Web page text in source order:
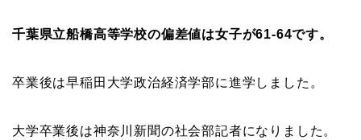
千葉県立船橋高等学校の偏差値は女子が61-64です。
卒業後は早稲田大学政治経済学部に進学しました。
大学卒業後は神奈川新聞の社会部記者になりました。